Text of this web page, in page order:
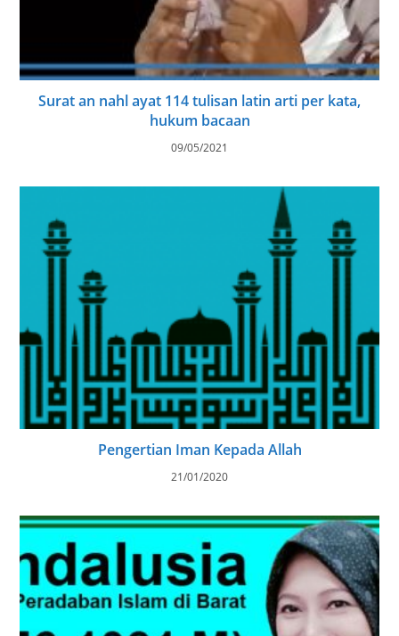
Surat an nahl ayat 114 tulisan latin arti per kata,
hukum bacaan
09/05/2021
Pengertian Iman Kepada Allah
21/01/2020